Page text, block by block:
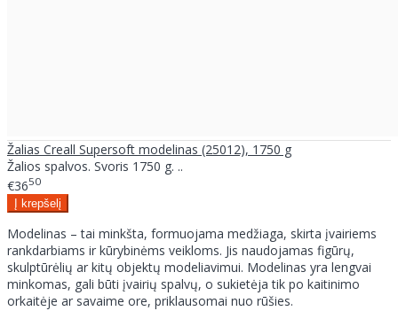
Žalias Creall Supersoft modelinas (25012), 1750 g
Žalios spalvos. Svoris 1750 g. ..
€3650
Modelinas – tai minkšta, formuojama medžiaga, skirta įvairiems
rankdarbiams ir kūrybinėms veikloms. Jis naudojamas figūrų,
skulptūrėlių ar kitų objektų modeliavimui. Modelinas yra lengvai
minkomas, gali būti įvairių spalvų, o sukietėja tik po kaitinimo
orkaitėje ar savaime ore, priklausomai nuo rūšies.